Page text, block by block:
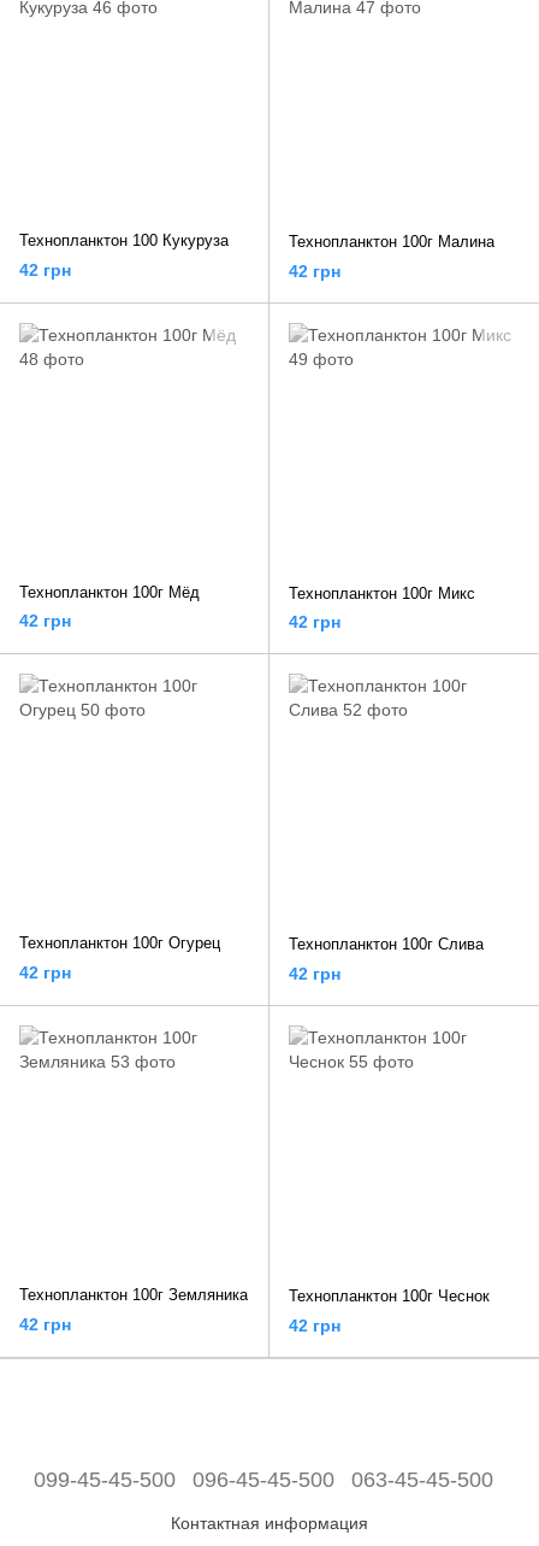
Технопланктон 100 Кукуруза
42 грн
Технопланктон 100г Малина
42 грн
Технопланктон 100г Мёд
42 грн
Технопланктон 100г Микс
42 грн
Технопланктон 100г Огурец
42 грн
Технопланктон 100г Слива
42 грн
Технопланктон 100г Земляника
42 грн
Технопланктон 100г Чеснок
42 грн
099-45-45-500 096-45-45-500 063-45-45-500
Контактная информация